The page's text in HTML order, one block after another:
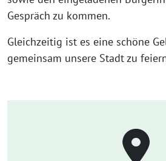
Gespräch zu kommen.
Gleichzeitig ist es eine schöne
gemeinsam unsere Stadt zu